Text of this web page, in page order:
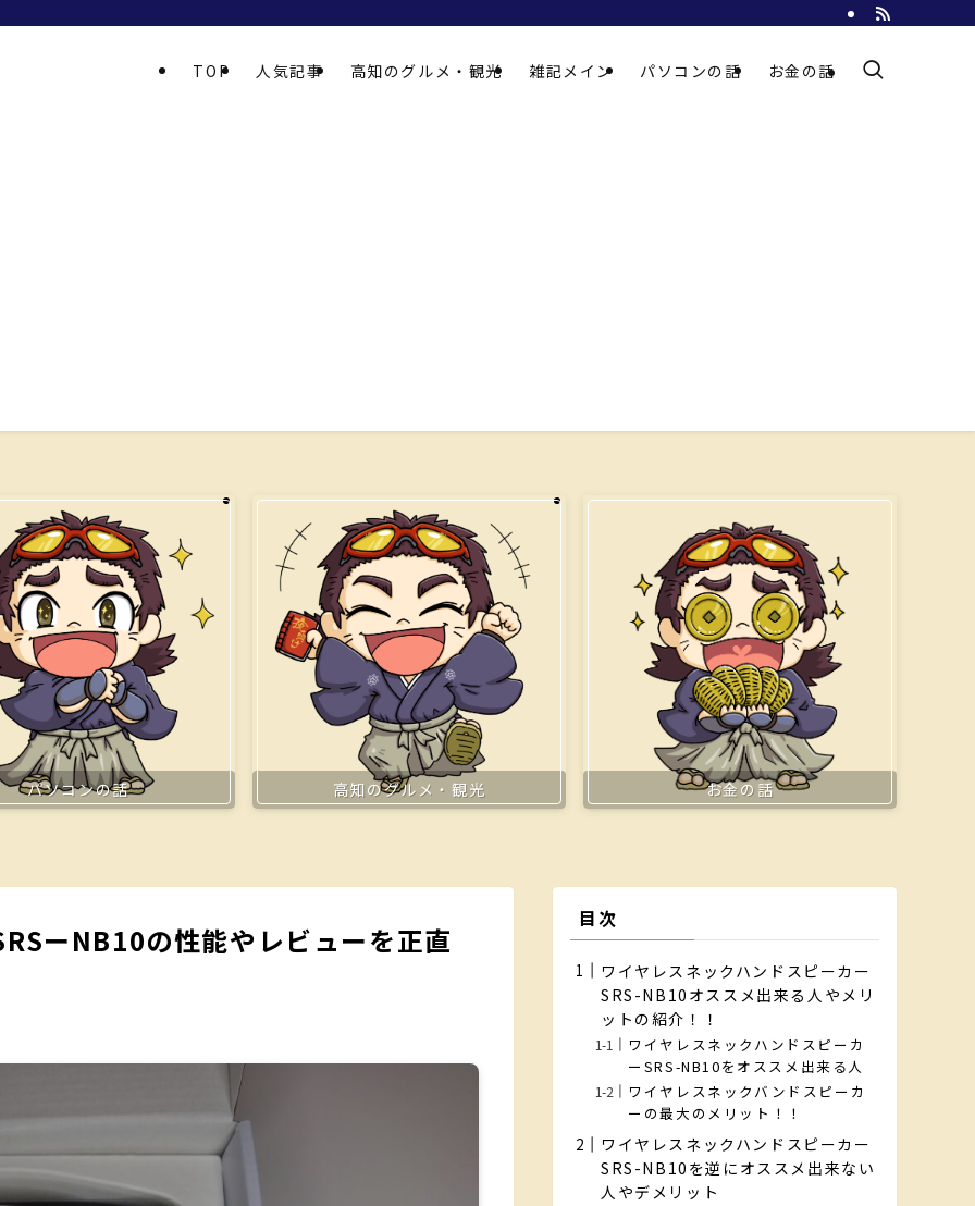
TOP 人気記事 高知のグルメ・観光 雑記メイン パソコンの話 お金の話
パソコンの話 高知のグルメ・観光 お金の話
ーNB10の性能やレビューを正直
目次
ワイヤレスネックハンドスピーカー
SRS-NB10オススメ出来る人やメリ
ットの紹介！！
ワイヤレスネックハンドスピーカ
ーSRS-NB10をオススメ出来る人
ワイヤレスネックバンドスピーカ
ーの最大のメリット！！
ワイヤレスネックハンドスピーカー
SRS-NB10を逆にオススメ出来ない
人やデメリット